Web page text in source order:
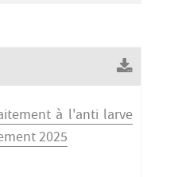
à l'anti larve
2025